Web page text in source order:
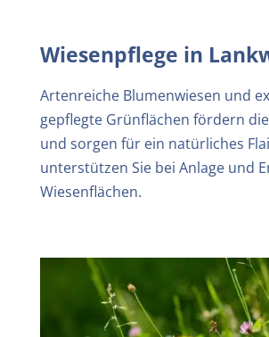
Wiesenpflege in
Artenreiche Blumenwiesen und
gepflegte Grünflächen fördern
und sorgen für ein natürliches
unterstützen Sie bei Anlage und
Wiesenflächen.